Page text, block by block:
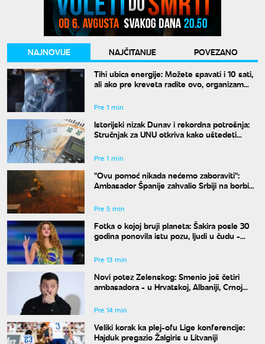
NAJNOVIJE NAJČITANIJE
POVEZANO
Tihi ubica energije: Možete spavati i 10 sati,
ali ako pre kreveta radite ovo, organizam
Pre 1 min
Istorijski nizak Dunav i rekordna potrošnja:
Stručnjak za UNU otkriva kako uštedeti
Pre 1 min
"Ovu pomoć nikada nećemo zaboraviti":
Ambasador Španije zahvalio Srbiji na borbi
Pre 5 min
Fotka o kojoj bruji planeta: Šakira posle 30
godina ponovila istu pozu, ljudi u čudu -
Pre 13 min
Novi potez Zelenskog: Smenio još četiri
ambasadora - u Hrvatskoj, Albaniji, Crnoj
Pre 14 min
Veliki korak ka plej-ofu Lige konferencije:
Hajduk pregazio Žalgiris u Litvaniji